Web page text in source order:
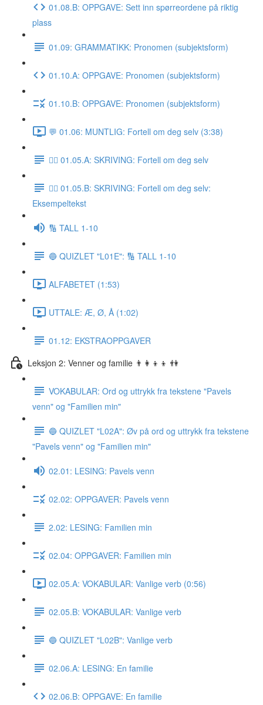
01.08.B: OPPGAVE: Sett inn spørreordene på riktig
plass
01.09: GRAMMATIKK: Pronomen (subjektsform)
01.10.A: OPPGAVE: Pronomen (subjektsform)
01.10.B: OPPGAVE: Pronomen (subjektsform)
💬 01.06: MUNTLIG: Fortell om deg selv (3:38)
✍🏼 01.05.A: SKRIVING: Fortell om deg selv
✍🏼 01.05.B: SKRIVING: Fortell om deg selv:
Eksempeltekst
🔢 TALL 1-10
🔵 QUIZLET "L01E": 🔢 TALL 1-10
ALFABETET (1:53)
UTTALE: Æ, Ø, Å (1:02)
01.12: EKSTRAOPPGAVER
Leksjon 2: Venner og familie 👨‍👩‍👦‍👦 👫
VOKABULAR: Ord og uttrykk fra tekstene "Pavels
venn" og "Familien min"
🔵 QUIZLET "L02A": Øv på ord og uttrykk fra tekstene
"Pavels venn" og "Familien min"
02.01: LESING: Pavels venn
02.02: OPPGAVER: Pavels venn
2.02: LESING: Familien min
02.04: OPPGAVER: Familien min
02.05.A: VOKABULAR: Vanlige verb (0:56)
02.05.B: VOKABULAR: Vanlige verb
🔵 QUIZLET "L02B": Vanlige verb
02.06.A: LESING: En familie
02.06.B: OPPGAVE: En familie